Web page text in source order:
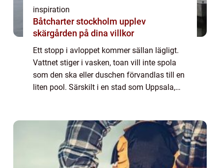
inspiration
Båtcharter stockholm upplev
skärgården på dina villkor
Ett stopp i avloppet kommer sällan lägligt.
Vattnet stiger i vasken, toan vill inte spola
som den ska eller duschen förvandlas till en
liten pool. Särskilt i en stad som Uppsala,